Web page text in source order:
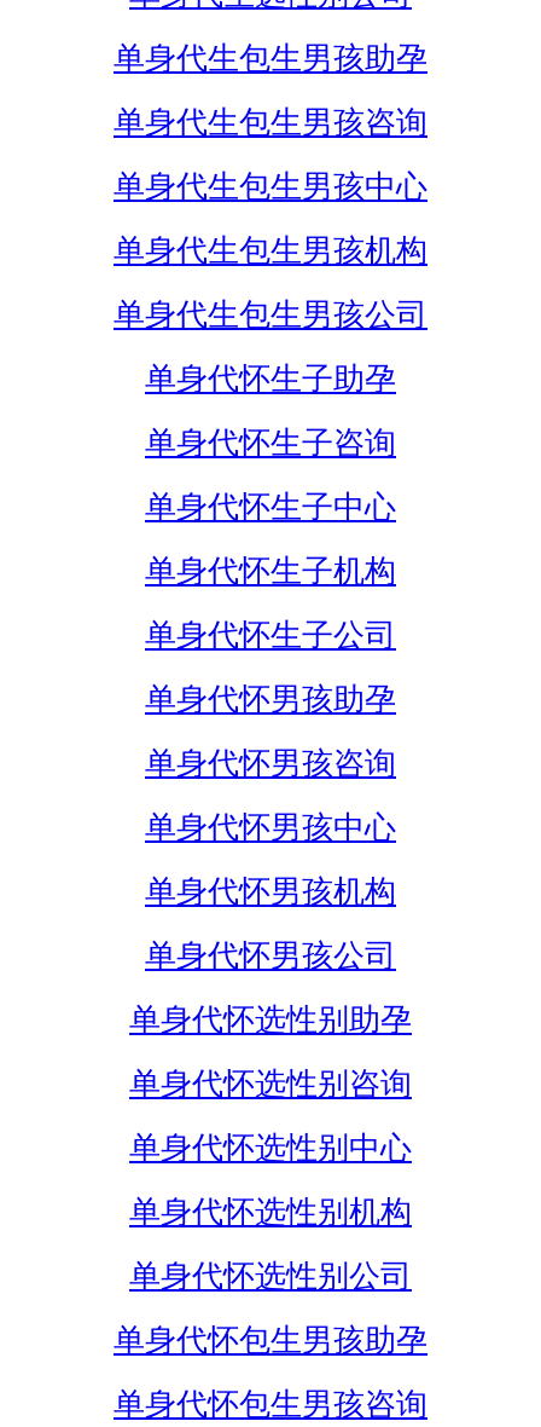
单身代生包生男孩助孕
单身代生包生男孩咨询
单身代生包生男孩中心
单身代生包生男孩机构
单身代生包生男孩公司
单身代怀生子助孕
单身代怀生子咨询
单身代怀生子中心
单身代怀生子机构
单身代怀生子公司
单身代怀男孩助孕
单身代怀男孩咨询
单身代怀男孩中心
单身代怀男孩机构
单身代怀男孩公司
单身代怀选性别助孕
单身代怀选性别咨询
单身代怀选性别中心
单身代怀选性别机构
单身代怀选性别公司
单身代怀包生男孩助孕
单身代怀包生男孩咨询